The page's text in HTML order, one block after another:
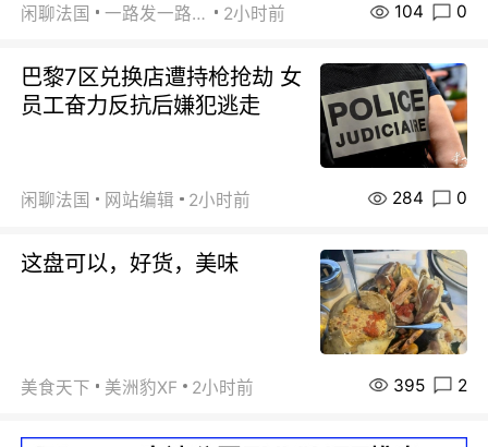
闲聊法国 一路发一路发 2小时前 104 0
巴黎7区兑换店遭持枪抢劫 女
员工奋力反抗后嫌犯逃走
闲聊法国 网站编辑 2小时前 284 0
这盘可以，好货，美味
美食天下 美洲豹XF 2小时前 395 2